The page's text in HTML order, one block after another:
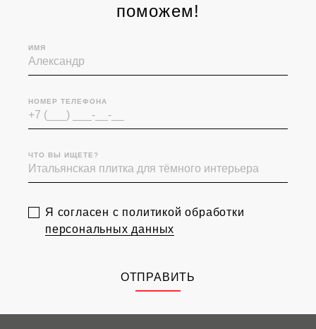
поможем!
ИМЯ
НОМЕР ТЕЛЕФОНА
ЧТО ВЫ ИЩЕТЕ?
Я согласен с политикой обработки
персональных данных
ОТПРАВИТЬ